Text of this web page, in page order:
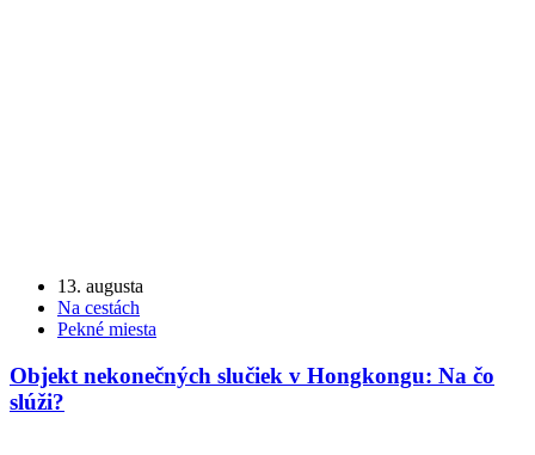
13. augusta
Na cestách
Pekné miesta
Objekt nekonečných slučiek v Hongkongu: Na čo
slúži?